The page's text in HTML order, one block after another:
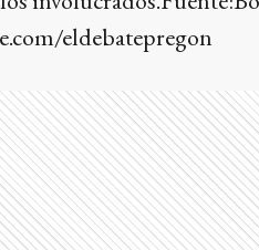
eldebatepregon